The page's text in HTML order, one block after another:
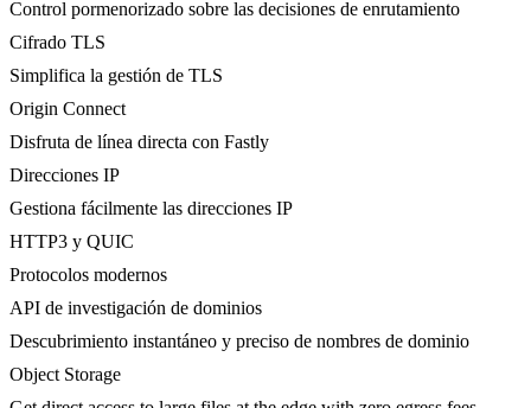
Control pormenorizado sobre las decisiones de enrutamiento
Cifrado TLS
Simplifica la gestión de TLS
Origin Connect
Disfruta de línea directa con Fastly
Direcciones IP
Gestiona fácilmente las direcciones IP
HTTP3 y QUIC
Protocolos modernos
API de investigación de dominios
Descubrimiento instantáneo y preciso de nombres de dominio
Object Storage